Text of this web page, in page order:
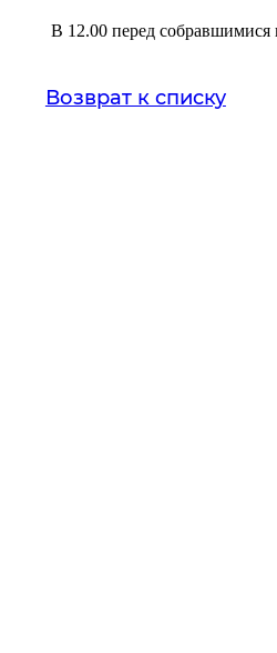
В 12.00 перед
Возврат к списку